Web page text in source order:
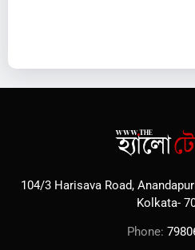
104/3 Harisava Road,
Kolkata-
Phone: